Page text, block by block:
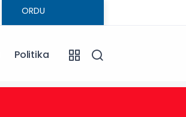
Politika